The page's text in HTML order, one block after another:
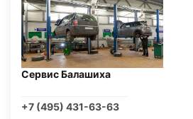
Сервис Балашиха
+7 (495) 431-63-63